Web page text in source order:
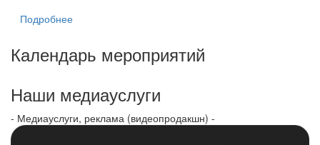
Подробнее
Календарь мероприятий
Наши медиауслуги
- Медиауслуги, реклама (видеопродакшн) -